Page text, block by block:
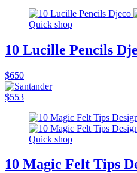
Quick shop
10 Lucille Pencils
$650
$553
Quick shop
10 Magic Felt Tips